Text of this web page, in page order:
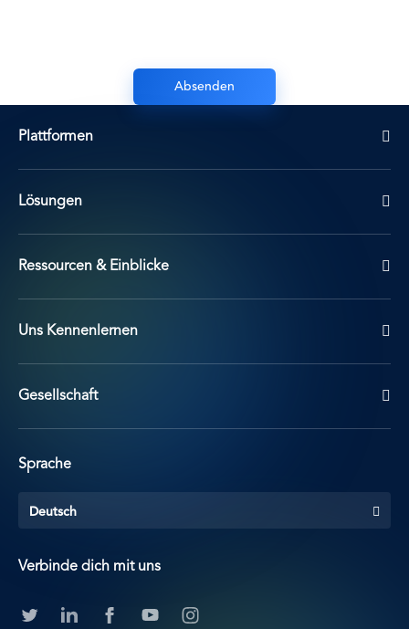
Plattformen
Lösungen
Ressourcen & Einblicke
Uns Kennenlernen
Gesellschaft
Sprache
Deutsch
Verbinde dich mit uns